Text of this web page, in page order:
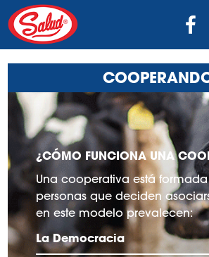
¿CÓMO FUNCIONA UNA
Una cooperativa está
personas que deciden
en este modelo prevalecen:
La Democracia